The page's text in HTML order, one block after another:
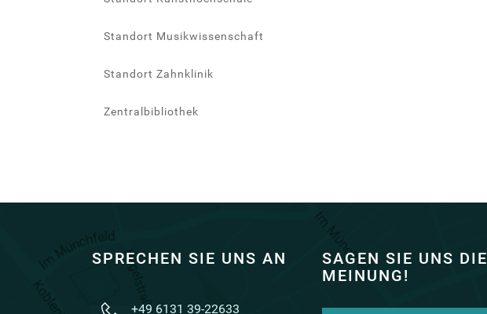
Standort Musikwissenschaft
Standort Zahnklinik
Zentralbibliothek
SPRECHEN SIE UNS AN
+49 6131 39-22633
SAGEN SIE UNS DIE
MEINUNG!